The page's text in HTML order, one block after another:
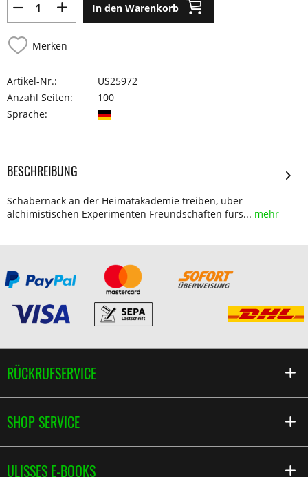
In den Warenkorb
Merken
Artikel-Nr.:
US25972
Anzahl Seiten:
100
Sprache:
BESCHREIBUNG
Schabernack an der Heimatakademie treiben, über
alchimistischen Experimenten Freundschaften fürs... mehr
RÜCKRUFSERVICE
SHOP SERVICE
ULISSES E-BOOKS